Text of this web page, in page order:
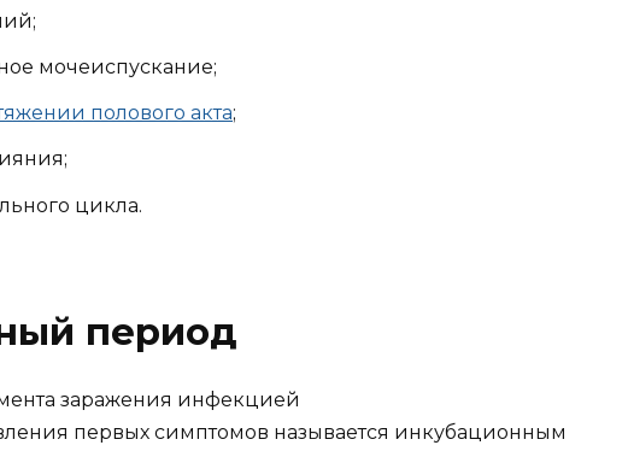
мочеиспускание;
полового акта;
цикла.
период
заражения инфекцией
первых симптомов называется инкубационным